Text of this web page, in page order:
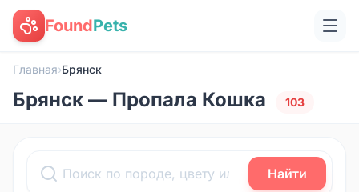
FoundPets
Главная›Брянск
Брянск — Пропала Кошка 103
Найти